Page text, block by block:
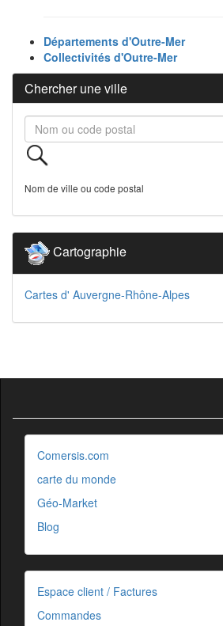
Départements d'Outre-Mer
Collectivités d'Outre-Mer
Chercher une ville
Nom de ville ou code postal
Cartographie
Cartes d' Auvergne-Rhône-Alpes
Comersis.com
carte du monde
Géo-Market
Blog
Espace client / Factures
Commandes